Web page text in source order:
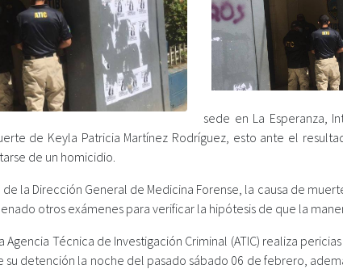
sede en La Esperanza,
de Keyla Patricia Martínez Rodríguez, esto ante el
de un homicidio.
la Dirección General de Medicina Forense, la causa de
otros exámenes para verificar la hipótesis de que la
Técnica de Investigación Criminal (ATIC) realiza
su detención la noche del pasado sábado 06 de febrero,